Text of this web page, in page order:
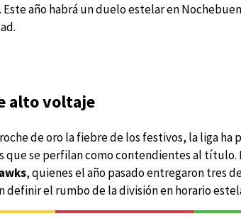
año habrá un duelo estelar en
alto voltaje
de oro la fiebre de los festivos, la liga
que se perfilan como contendientes al
, quienes el año pasado entregaron tres
definir el rumbo de la división en horario